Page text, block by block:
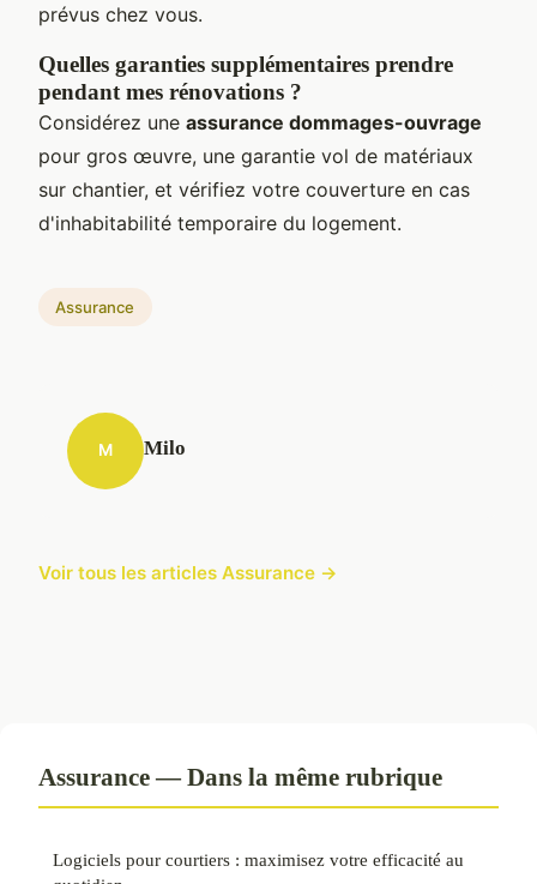
prévus chez vous.
Quelles garanties supplémentaires prendre
pendant mes rénovations ?
Considérez une assurance dommages-ouvrage
pour gros œuvre, une garantie vol de matériaux
sur chantier, et vérifiez votre couverture en cas
d'inhabitabilité temporaire du logement.
Assurance
M Milo
Voir tous les articles Assurance →
Assurance — Dans la même rubrique
Logiciels pour courtiers : maximisez votre efficacité au